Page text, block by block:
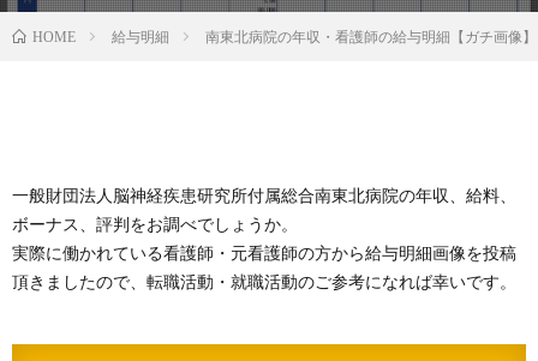
HOME 給与明細 南東北病院の年収・看護師の給与明細【ガチ画像
一般財団法人脳神経疾患研究所付属総合南東北病院の年収、給料、
ボーナス、評判をお調べでしょうか。
実際に働かれている看護師・元看護師の方から給与明細画像を投稿
頂きましたので、転職活動・就職活動のご参考になれば幸いです。